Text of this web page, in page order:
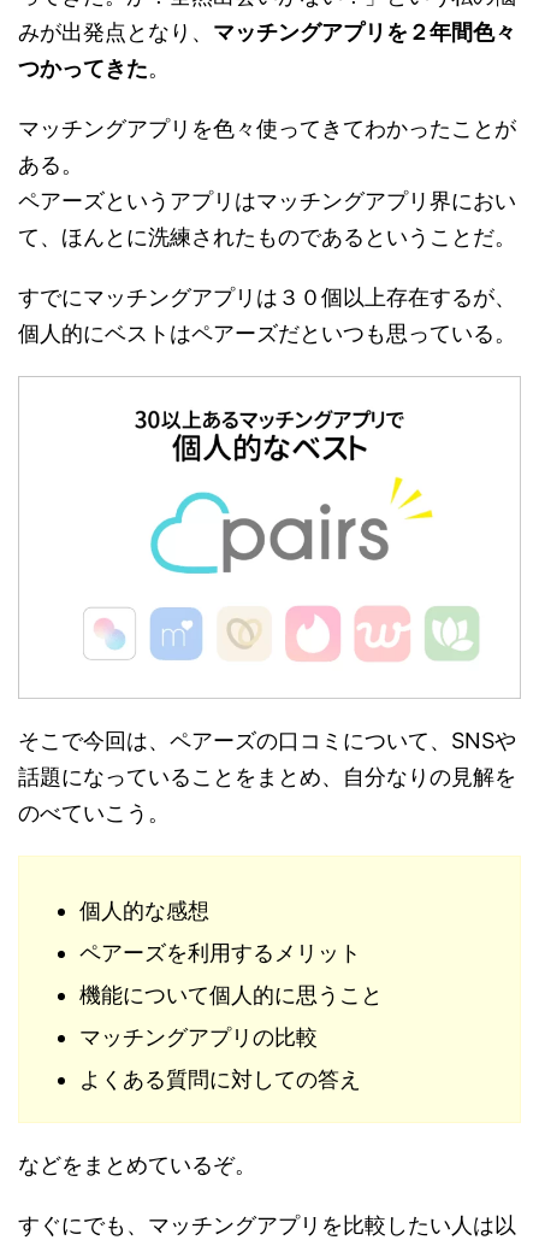
みが出発点となり、 マッチングアプリを２年間色々
つかってきた。
マッチングアプリを色々使ってきてわかったことが
ある。
ペアーズというアプリはマッチングアプリ界におい
て、ほんとに洗練されたものであるということだ。
すでにマッチングアプリは３０個以上存在するが、
個人的にベストはペアーズだといつも思っている。
そこで今回は、ペアーズの口コミについて、SNSや
話題になっていることをまとめ、自分なりの見解を
のべていこう。
個人的な感想
ペアーズを利用するメリット
機能について個人的に思うこと
マッチングアプリの比較
よくある質問に対しての答え
などをまとめているぞ。
すぐにでも、マッチングアプリを比較したい人は以